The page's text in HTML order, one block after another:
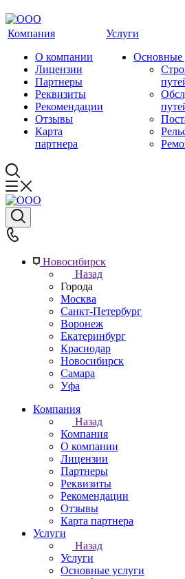
Компания
О компании
Лицензии
Партнеры
Реквизиты
Рекомендации
Отзывы
Карта
партнера
Услуги
Основные
Новосибирск
Назад
Города
Москва
Санкт-Петербург
Воронеж
Екатеринбург
Краснодар
Новосибирск
Самара
Уфа
Компания
Назад
Компания
О компании
Лицензии
Партнеры
Реквизиты
Рекомендации
Отзывы
Карта партнера
Услуги
Назад
Услуги
Основные услуги